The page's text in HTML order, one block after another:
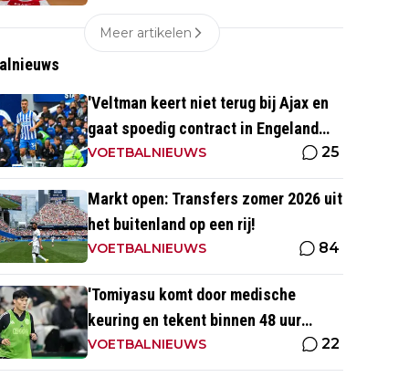
Meer artikelen
'Veltman keert niet terug bij Ajax en
gaat spoedig contract in Engeland
ondertekenen'
VOETBALNIEUWS 25
Markt open: Transfers zomer 2026 uit
het buitenland op een rij!
VOETBALNIEUWS 84
'Tomiyasu komt door medische
keuring en tekent binnen 48 uur
contract bij nieuwe club'
VOETBALNIEUWS 22